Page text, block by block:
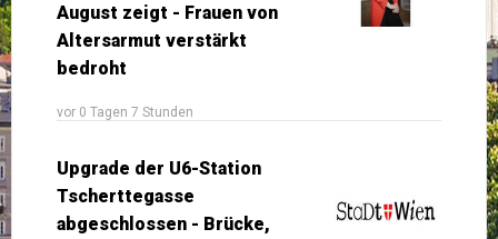
August zeigt - Frauen von
Altersarmut verstärkt
bedroht
vor 0 Tagen 7 Stunden
Upgrade der U6-Station
Tscherttegasse
abgeschlossen - Brücke,